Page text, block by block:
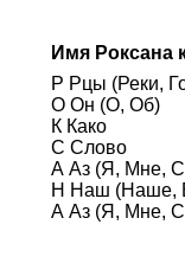
Имя Роксана
Р Рцы (Реки,
О Он (О, Об)
К Како
С Слово
А Аз (Я, Мне,
Н Наш (Наше,
А Аз (Я, Мне,